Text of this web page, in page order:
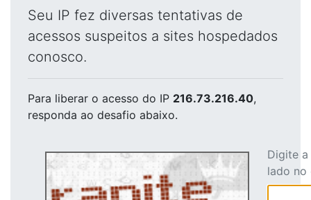
Seu IP fez diversas tentativas de
acessos suspeitos a sites hospedados
conosco.
Para liberar o acesso do IP 216.73.216.40,
responda ao desafio abaixo.
Digite
lado no